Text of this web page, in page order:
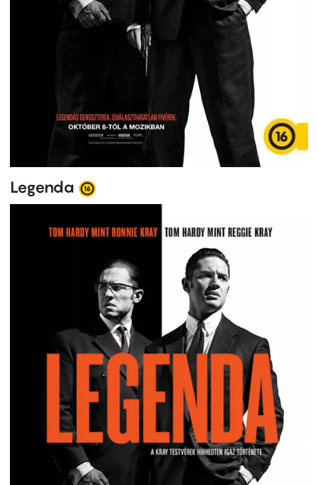
Legenda